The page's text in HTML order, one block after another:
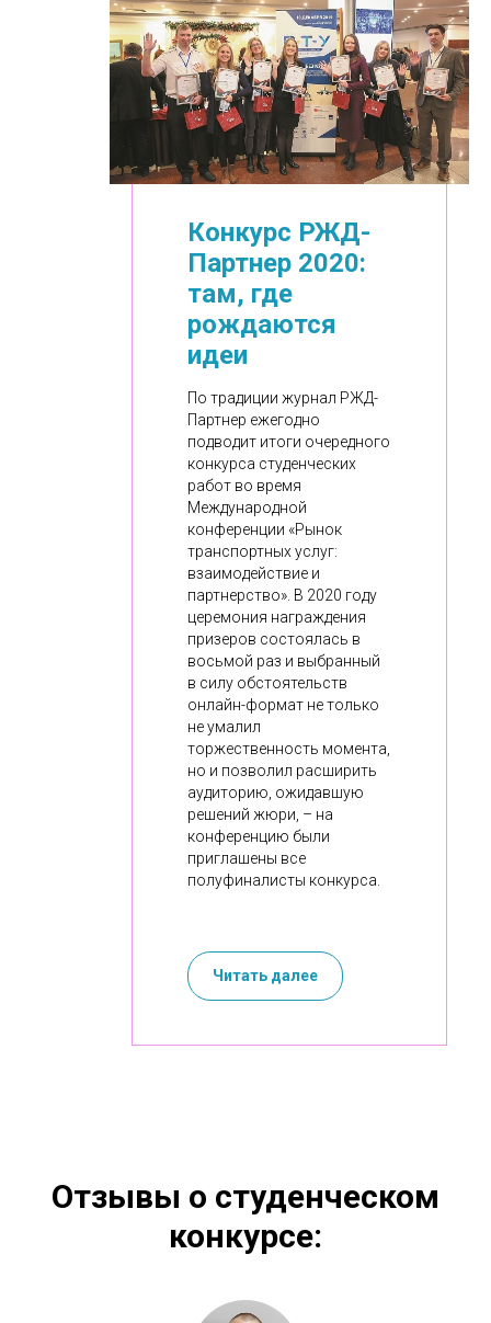
Конкурс РЖД-
Партнер 2020:
там, где
рождаются
идеи
По традиции журнал РЖД-
Партнер ежегодно
подводит итоги очередного
конкурса студенческих
работ во время
Международной
конференции «Рынок
транспортных услуг:
взаимодействие и
партнерство». В 2020 году
церемония награждения
призеров состоялась в
восьмой раз и выбранный
в силу обстоятельств
онлайн-формат не только
не умалил
торжественность момента,
но и позволил расширить
аудиторию, ожидавшую
решений жюри, – на
конференцию были
приглашены все
полуфиналисты конкурса.
Читать далее
Отзывы о студенческом
конкурсе: